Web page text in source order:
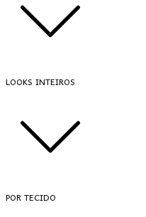
LOOKS INTEIROS
POR TECIDO